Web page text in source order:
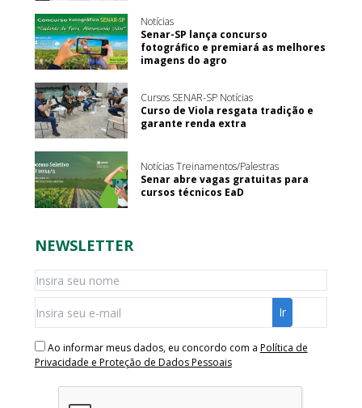
Notícias
Senar-SP lança concurso
fotográfico e premiará as melhores
imagens do agro
Cursos SENAR-SP Notícias
Curso de Viola resgata tradição e
garante renda extra
Notícias Treinamentos/Palestras
Senar abre vagas gratuitas para
cursos técnicos EaD
NEWSLETTER
Ao informar meus dados, eu concordo com a Política de
Privacidade e Proteção de Dados Pessoais